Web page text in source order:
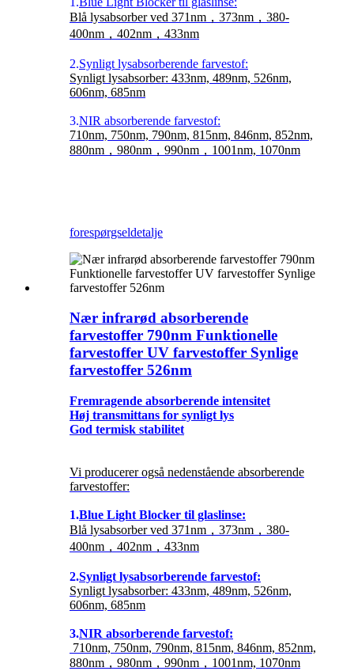
Blå lysabsorber ved 371nm，373nm，380-
400nm，402nm，433nm
2.Synligt lysabsorberende farvestof:
Synligt lysabsorber: 433nm, 489nm, 526nm,
606nm, 685nm
3.NIR absorberende farvestof:
710nm, 750nm, 790nm, 815nm, 846nm, 852nm,
880nm，980nm，990nm，1001nm, 1070nm
forespørgseldetalje
Nær infrarød absorberende
farvestoffer 790nm Funktionelle
farvestoffer UV farvestoffer Synlige
farvestoffer 526nm
Fremragende absorberende intensitet
Høj transmittans for synligt lys
God termisk stabilitet
Vi producerer også nedenstående absorberende
farvestoffer:
1.Blue Light Blocker til glaslinse:
Blå lysabsorber ved 371nm，373nm，380-
400nm，402nm，433nm
2.Synligt lysabsorberende farvestof:
Synligt lysabsorber: 433nm, 489nm, 526nm,
606nm, 685nm
3.NIR absorberende farvestof:
710nm, 750nm, 790nm, 815nm, 846nm, 852nm,
880nm，980nm，990nm，1001nm, 1070nm